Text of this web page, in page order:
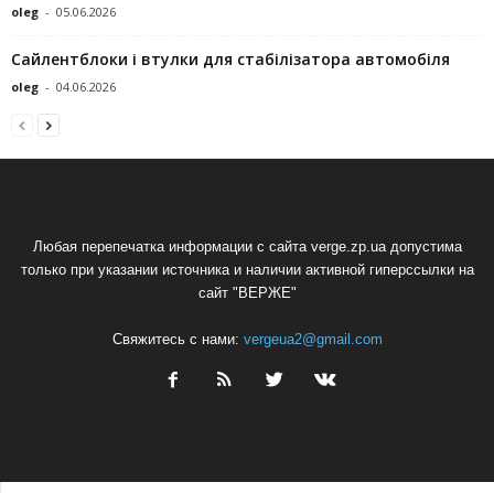
oleg - 05.06.2026
Сайлентблоки і втулки для стабілізатора автомобіля
oleg - 04.06.2026
Любая перепечатка информации с сайта verge.zp.ua допустима
только при указании источника и наличии активной гиперссылки на
сайт "ВЕРЖЕ"
Свяжитесь с нами: vergeua2@gmail.com